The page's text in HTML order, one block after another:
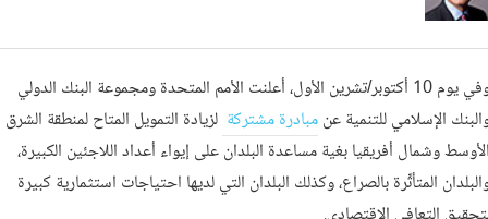
وفي يوم 10 أكتوبر/تشرين الأول، أعلنت الأمم المتحدة ومجموعة البنك الدولي
الإسلامي للتنمية عنمبادرة مشتركة لزيادة التمويل المتاح لمنطقة الشرق
وشمال أفريقيا بغية مساعدة البلدان على إيواء أعداد اللاجئين الكبيرة،
المتأثِّرة بالصراع، وكذلك البلدان التي لديها احتياجات استثمارية كبيرة